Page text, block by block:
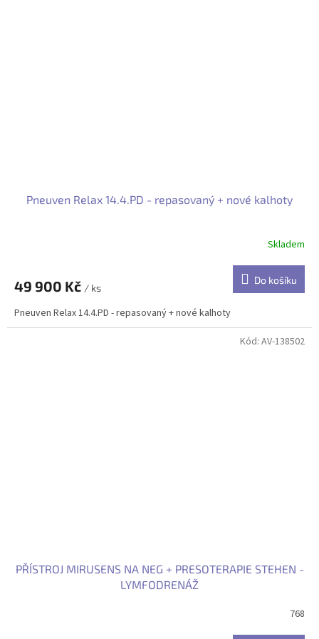
Pneuven Relax 14.4.PD - repasovaný + nové kalhoty
Skladem
49 900 Kč / ks
Do košíku
Pneuven Relax 14.4.PD - repasovaný + nové kalhoty
PŘÍSTROJ MIRUSENS NA NEG + PRESOTERAPIE STEHEN -
LYMFODRENÁŽ
768
Kód: AV-138502